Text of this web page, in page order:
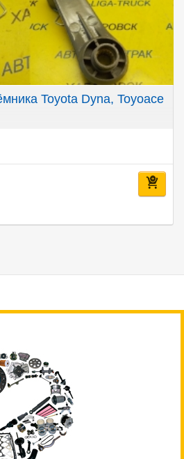
Toyota Dyna, Toyoace